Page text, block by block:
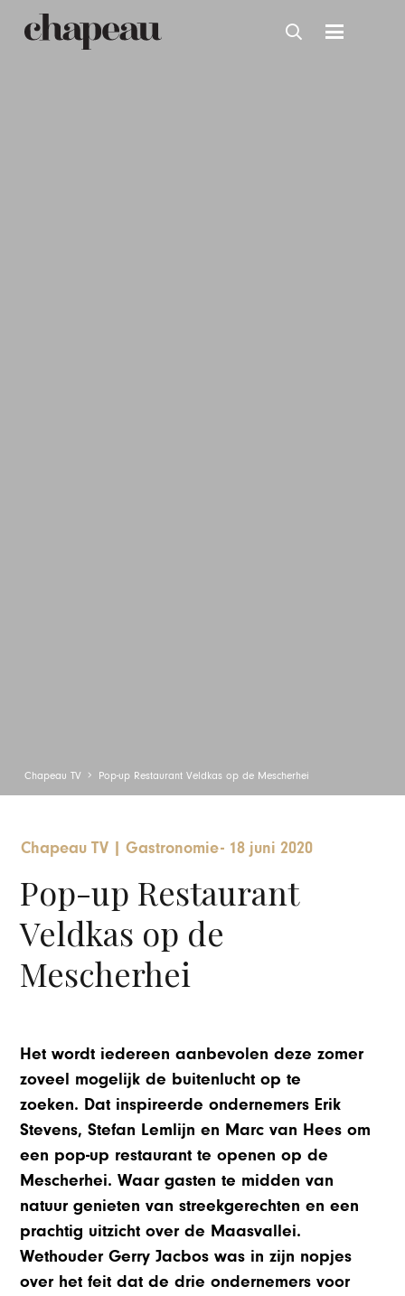
Chapeau TV Pop-up Restaurant Veldkas op de Mescherhei
Chapeau TV | Gastronomie- 18 juni 2020
Pop-up Restaurant
Veldkas op de
Mescherhei
Het wordt iedereen aanbevolen deze zomer
zoveel mogelijk de buitenlucht op te
zoeken. Dat inspireerde ondernemers Erik
Stevens, Stefan Lemlijn en Marc van Hees om
een pop-up restaurant te openen op de
Mescherhei. Waar gasten te midden van
natuur genieten van streekgerechten en een
prachtig uitzicht over de Maasvallei.
Wethouder Gerry Jacbos was in zijn nopjes
over het feit dat de drie ondernemers voor